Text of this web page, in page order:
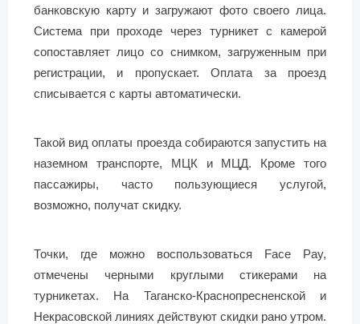
банковскую карту и загружают фото своего лица.
Система при проходе через турникет с камерой
сопоставляет лицо со снимком, загруженным при
регистрации, и пропускает. Оплата за проезд
списывается с карты автоматически.
Такой вид оплаты проезда собираются запустить на
наземном транспорте, МЦК и МЦД. Кроме того
пассажиры, часто пользующиеся услугой,
возможно, получат скидку.
Точки, где можно воспользоваться Face Pay,
отмечены черными круглыми стикерами на
турникетах. На Таганско-Краснопресненской и
Некрасовской линиях действуют скидки рано утром.